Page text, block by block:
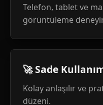
Telefon, tablet ve
görüntüleme
🚀 Sade
Kolay anlaşılır ve
düzeni.